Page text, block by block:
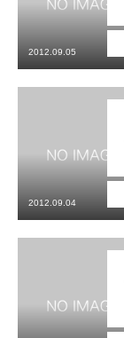
2012.09.05
2012.09.04